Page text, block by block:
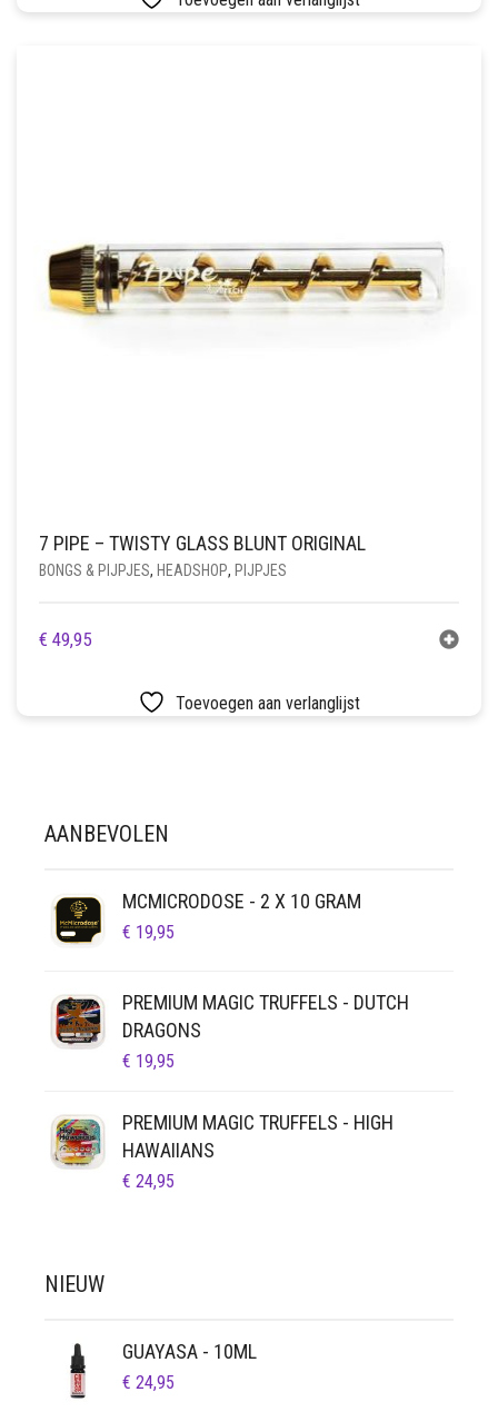
MEERDERE
7 PIPE – TWISTY GLASS BLUNT ORIGINAL
BONGS & PIJPJES, HEADSHOP, PIJPJES
€ 49,95
Toevoegen aan verlanglijst
AANBEVOLEN
MCMICRODOSE - 2 X 10 GRAM
€ 19,95
PREMIUM MAGIC TRUFFELS - DUTCH
DRAGONS
€ 19,95
PREMIUM MAGIC TRUFFELS - HIGH
HAWAIIANS
€ 24,95
NIEUW
GUAYASA - 10ML
€ 24,95